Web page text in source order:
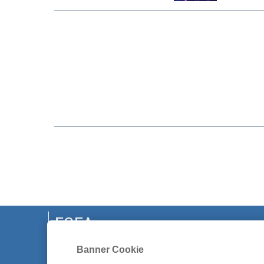
EGEA
CHI SIAMO
Banner Cookie